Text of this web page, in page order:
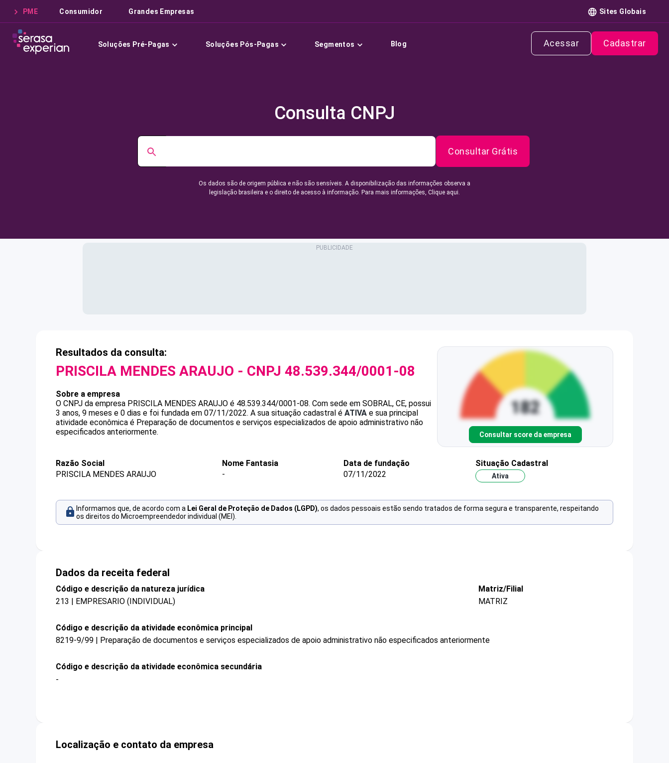
PME Consumidor Grandes Empresas Sites Globais
Soluções Pré-Pagas Soluções Pós-Pagas Segmentos Blog Acessar Cadastrar
Consulta CNPJ
Consultar Grátis
Os dados são de origem pública e não são sensíveis. A disponibilização das informações observa a
legislação brasileira e o direito de acesso à informação. Para mais informações, Clique aqui.
Resultados da consulta:
PRISCILA MENDES ARAUJO - CNPJ 48.539.344/0001-08
Sobre a empresa
O CNPJ da empresa PRISCILA MENDES ARAUJO é 48.539.344/0001-08. Com sede em SOBRAL, CE, possui
3 anos, 9 meses e 0 dias e foi fundada em 07/11/2022. A sua situação cadastral é ATIVA e sua principal
atividade econômica é Preparação de documentos e serviços especializados de apoio administrativo não
especificados anteriormente.
Consultar score da empresa
Razão Social
PRISCILA MENDES ARAUJO
Nome Fantasia
-
Data de fundação
07/11/2022
Situação Cadastral
Ativa
Informamos que, de acordo com a Lei Geral de Proteção de Dados (LGPD), os dados pessoais estão sendo tratados de forma segura e transparente, respeitando
os direitos do Microempreendedor individual (MEI).
Dados da receita federal
Código e descrição da natureza jurídica
213 | EMPRESARIO (INDIVIDUAL)
Matriz/Filial
MATRIZ
Código e descrição da atividade econômica principal
8219-9/99 | Preparação de documentos e serviços especializados de apoio administrativo não especificados anteriormente
Código e descrição da atividade econômica secundária
-
Localização e contato da empresa